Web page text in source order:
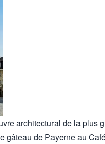
architectural de la plus
de Payerne au